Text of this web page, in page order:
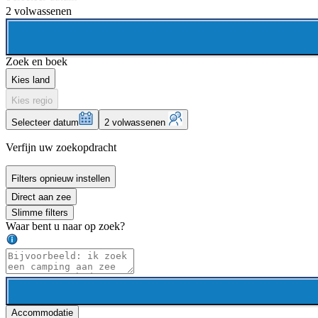
2 volwassenen
Zoek en boek
Kies land
Kies regio
Selecteer datum 2 volwassenen
Verfijn uw zoekopdracht
Filters opnieuw instellen
Direct aan zee
Slimme filters
Waar bent u naar op zoek?
Accommodatie